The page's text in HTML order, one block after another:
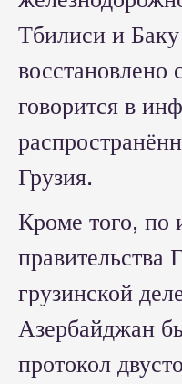
Тбилиси и Баку
говорится в
Грузия.
Кроме того, по
правительства
грузинской
Азербайджан
протокол